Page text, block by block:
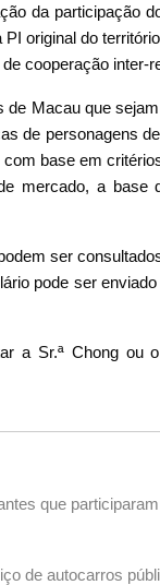
da participação
original do
cooperação inter-
Macau que
de personagens
base em
mercado, a base
ser
pode ser
a Sr.ª Chong ou
que
de autocarros